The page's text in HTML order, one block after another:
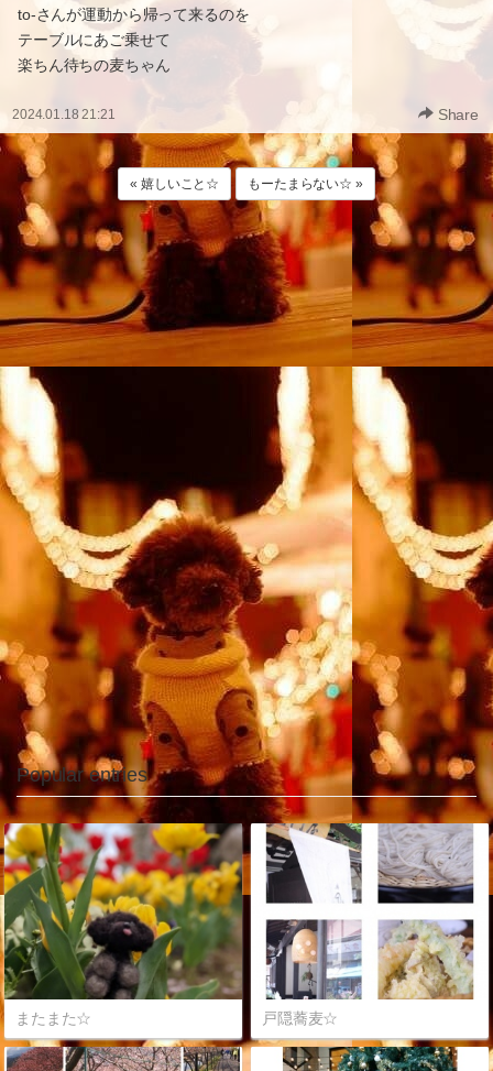
to-さんが運動から帰って来るのを
テーブルにあご乗せて
楽ちん待ちの麦ちゃん
2024.01.18 21:21 Share
« 嬉しいこと☆ もーたまらない☆ »
Popular entries
またまた☆ 戸隠蕎麦☆